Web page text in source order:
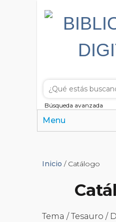
Búsqueda avanzada
Menu
Inicio / Catálogo
Tema / Tesauro /